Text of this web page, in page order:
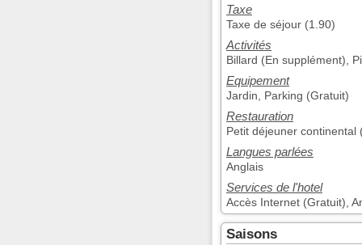
Taxe
Taxe de séjour (1.90)
Activités
Billard (En supplément),
Equipement
Jardin, Parking (Gratuit)
Restauration
Petit déjeuner continental
Langues parlées
Anglais
Services de l'hotel
Accès Internet (Gratuit),
Saisons